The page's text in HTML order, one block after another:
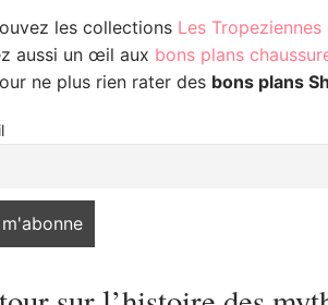
les collections Les
aussi un œil aux bons plans
ne plus rien rater des bons plans